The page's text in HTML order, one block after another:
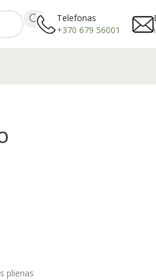
Telefonas
+370 679 56001
plienas